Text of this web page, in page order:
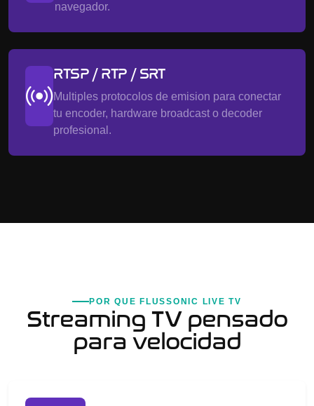
navegador.
RTSP / RTP / SRT
Multiples protocolos de emision para conectar
tu encoder, hardware broadcast o decoder
profesional.
POR QUE FLUSSONIC LIVE TV
Streaming TV pensado
para velocidad